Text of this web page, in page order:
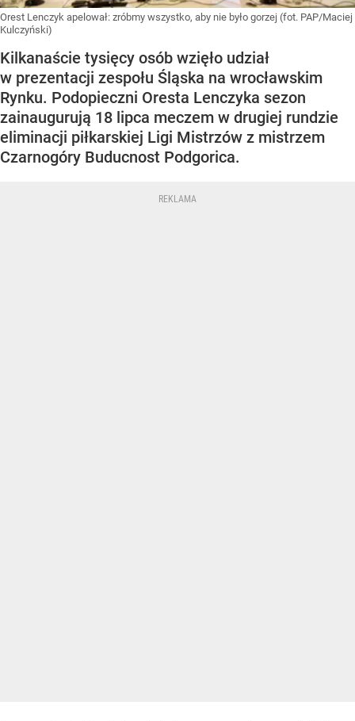
Orest Lenczyk apelował: zróbmy wszystko, aby nie było gorzej (fot. PAP/Maciej
Kulczyński)
Kilkanaście tysięcy osób wzięło udział
w prezentacji zespołu Śląska na wrocławskim
Rynku. Podopieczni Oresta Lenczyka sezon
zainaugurują 18 lipca meczem w drugiej rundzie
eliminacji piłkarskiej Ligi Mistrzów z mistrzem
Czarnogóry Buducnost Podgorica.